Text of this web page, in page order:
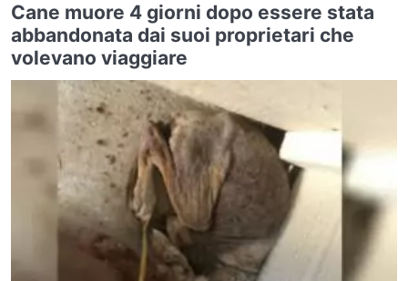
Cane muore 4 giorni dopo essere stata
abbandonata dai suoi proprietari che
volevano viaggiare